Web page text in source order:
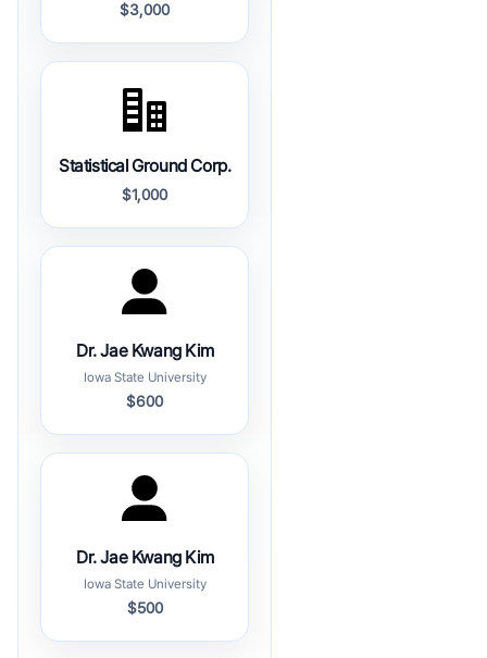
$3,000
Statistical Ground Corp.
$1,000
Dr. Jae Kwang Kim
Iowa State University
$600
Dr. Jae Kwang Kim
Iowa State University
$500